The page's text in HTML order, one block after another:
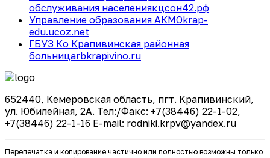
обслуживания населениякцсон42.рф
Управление образования АКМОkrap-
edu.ucoz.net
ГБУЗ Ко Крапивинская районная
больницаrbkrapivino.ru
652440, Кемеровская область, пгт. Крапивинский,
ул. Юбилейная, 2А. Тел:/Факс: +7(38446) 22-1-02,
+7(38446) 22-1-16 E-mail: rodniki.krpv@yandex.ru
Перепечатка и копирование частично или полностью возможны только